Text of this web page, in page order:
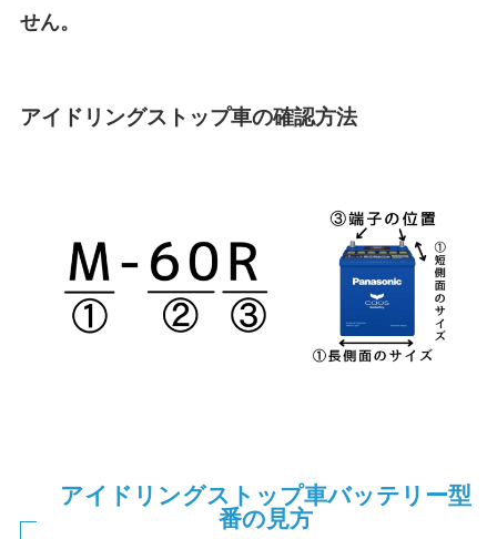
せん。
アイドリングストップ車の確認方法
アイドリングストップ車バッテリー型
番の見方